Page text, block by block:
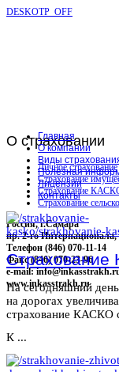
DESKOTP_OFF
О страховании
Личное страхование
Страхование
Страхование
Страхование
Россия, г.Самара
пр. 2-го Интернационала,
Телефон (846) 070-11-14
Факс (846) 070-23-96
e-mail:
www.inkasstrakh.ru
Главная
О компании
Виды
Полезная
Лицензии
Контакты
Страхование
На сегодняшний
на дорогах
страхование КАСКО
К ...